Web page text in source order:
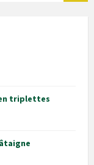
triplettes